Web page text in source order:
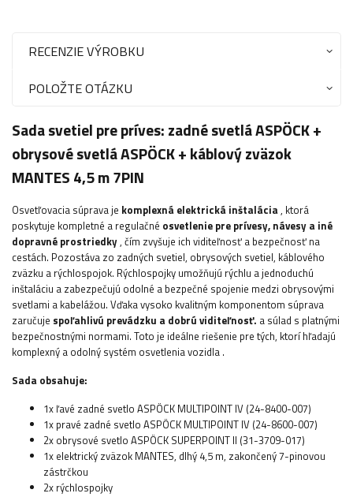
RECENZIE VÝROBKU
POLOŽTE OTÁZKU
Sada svetiel pre príves: zadné svetlá ASPÖCK +
obrysové svetlá ASPÖCK + káblový zväzok
MANTES 4,5 m 7PIN
Osvetľovacia súprava je komplexná elektrická inštalácia, ktorá
poskytuje kompletné a regulačné osvetlenie pre prívesy, návesy a iné
dopravné prostriedky, čím zvyšuje ich viditeľnosť a bezpečnosť na
cestách. Pozostáva zo zadných svetiel, obrysových svetiel, káblového
zväzku a rýchlospojok. Rýchlospojky umožňujú rýchlu a jednoduchú
inštaláciu a zabezpečujú odolné a bezpečné spojenie medzi obrysovými
svetlami a kabelážou. Vďaka vysoko kvalitným komponentom súprava
zaručuje spoľahlivú prevádzku a dobrú viditeľnosť. a súlad s platnými
bezpečnostnými normami. Toto je ideálne riešenie pre tých, ktorí hľadajú
komplexný a odolný systém osvetlenia vozidla .
Sada obsahuje:
1x ľavé zadné svetlo ASPÖCK MULTIPOINT IV (24-8400-007)
1x pravé zadné svetlo ASPÖCK MULTIPOINT IV (24-8600-007)
2x obrysové svetlo ASPÖCK SUPERPOINT II (31-3709-017)
1x elektrický zväzok MANTES, dlhý 4,5 m, zakončený 7-pinovou
zástrčkou
2x rýchlospojky